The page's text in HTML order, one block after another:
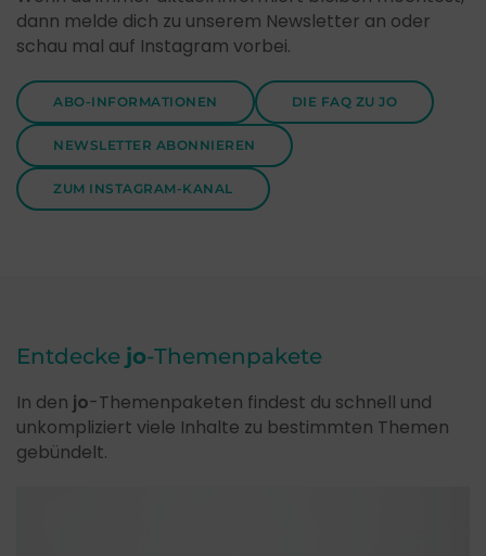
dann melde dich zu unserem Newsletter an oder
schau mal auf Instagram vorbei.
ABO-INFORMATIONEN DIE FAQ ZU JO
NEWSLETTER ABONNIEREN
ZUM INSTAGRAM-KANAL
Entdecke jo-Themenpakete
In den jo-Themenpaketen findest du schnell und
unkompliziert viele Inhalte zu bestimmten Themen
gebündelt.